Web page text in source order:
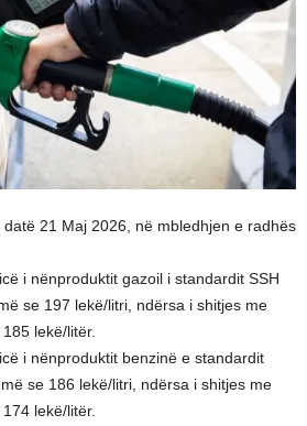
21 Maj 2026, në mbledhjen e radhës
i nënproduktit gazoil i standardit SSH
se 197 lekë/litri, ndërsa i shitjes me
lekë/litër.
i nënproduktit benzinë e standardit
se 186 lekë/litri, ndërsa i shitjes me
lekë/litër.